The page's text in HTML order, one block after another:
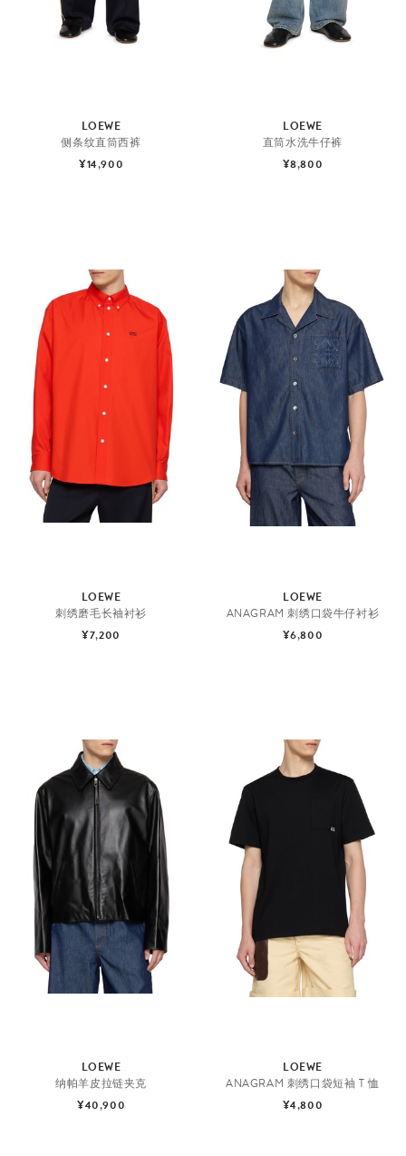
LOEWE
侧条纹直筒西裤
¥14,900
LOEWE
直筒水洗牛仔裤
¥8,800
LOEWE
刺绣磨毛长袖衬衫
¥7,200
LOEWE
ANAGRAM 刺绣口袋牛仔衬衫
¥6,800
LOEWE
纳帕羊皮拉链夹克
¥40,900
LOEWE
ANAGRAM 刺绣口袋短袖 T 恤
¥4,800